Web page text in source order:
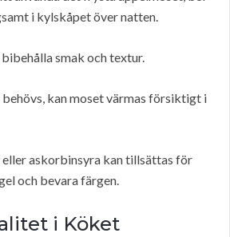
i kylskåpet över natten.
smak och textur.
kan moset värmas försiktigt i
askorbinsyra kan tillsättas för
och bevara färgen.
i Köket